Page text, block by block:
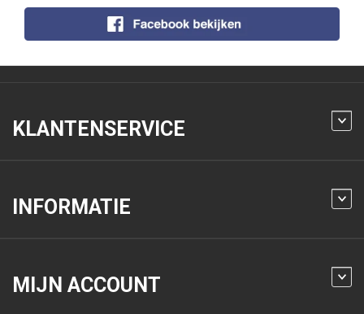
KLANTENSERVICE
INFORMATIE
MIJN ACCOUNT